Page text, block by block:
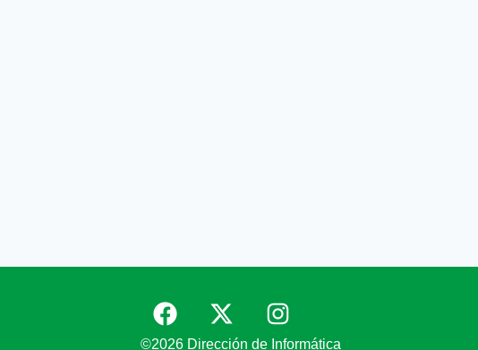
©2026 Dirección de Informática